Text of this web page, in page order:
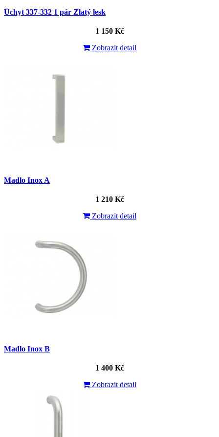
Úchyt 337-332 1 pár Zlatý lesk
1 150 Kč
Zobrazit detail
Madlo Inox A
1 210 Kč
Zobrazit detail
Madlo Inox B
1 400 Kč
Zobrazit detail